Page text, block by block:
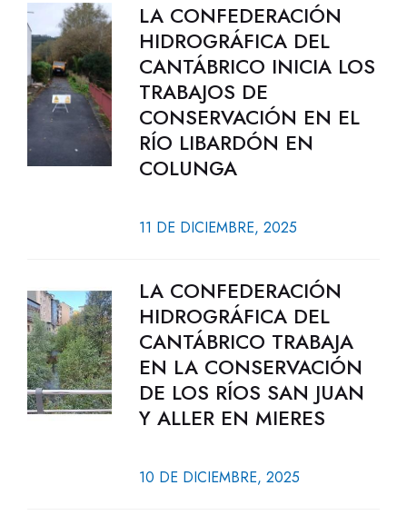
LA CONFEDERACIÓN
HIDROGRÁFICA DEL
CANTÁBRICO INICIA LOS
TRABAJOS DE
CONSERVACIÓN EN EL
RÍO LIBARDÓN EN
COLUNGA
11 DE DICIEMBRE, 2025
LA CONFEDERACIÓN
HIDROGRÁFICA DEL
CANTÁBRICO TRABAJA
EN LA CONSERVACIÓN
DE LOS RÍOS SAN JUAN
Y ALLER EN MIERES
10 DE DICIEMBRE, 2025